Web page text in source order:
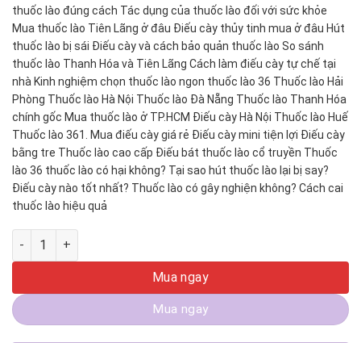
thuốc lào đúng cách Tác dụng của thuốc lào đối với sức khỏe
Mua thuốc lào Tiên Lãng ở đâu Điếu cày thủy tinh mua ở đâu Hút
thuốc lào bị sái Điếu cày và cách bảo quản thuốc lào So sánh
thuốc lào Thanh Hóa và Tiên Lãng Cách làm điếu cày tự chế tại
nhà Kinh nghiệm chọn thuốc lào ngon thuốc lào 36 Thuốc lào Hải
Phòng Thuốc lào Hà Nội Thuốc lào Đà Nẵng Thuốc lào Thanh Hóa
chính gốc Mua thuốc lào ở TP.HCM Điếu cày Hà Nội Thuốc lào Huế
Thuốc lào 361. Mua điếu cày giá rẻ Điếu cày mini tiện lợi Điếu cày
bằng tre Thuốc lào cao cấp Điếu bát thuốc lào cổ truyền Thuốc
lào 36 thuốc lào có hại không? Tại sao hút thuốc lào lại bị say?
Điếu cày nào tốt nhất? Thuốc lào có gây nghiện không? Cách cai
thuốc lào hiệu quả
Hội Quán Thuốc Lào, Trà Đá, Chém Gió Tại Sài Gòn, Dĩ An
Mua ngay
Mua ngay